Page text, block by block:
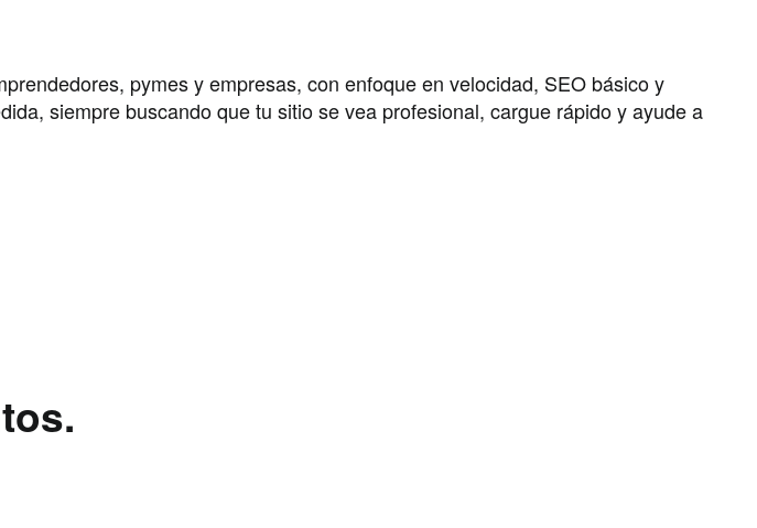
pymes y empresas, con enfoque en velocidad, SEO básico y
siempre buscando que tu sitio se vea profesional, cargue rápido y ayude a